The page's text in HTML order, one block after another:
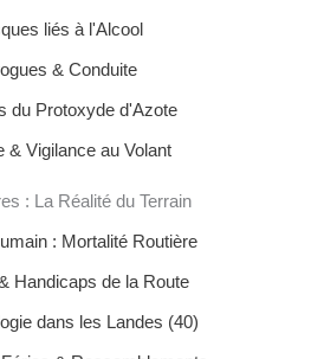
liés à l'Alcool
& Conduite
du Protoxyde d'Azote
& Vigilance au Volant
: La Réalité du Terrain
: Mortalité Routière
Handicaps de la Route
dans les Landes (40)